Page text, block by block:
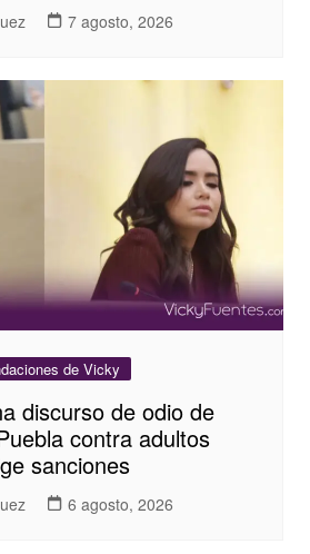
7 agosto, 2026
de Vicky
discurso de odio de
contra adultos
sanciones
6 agosto, 2026